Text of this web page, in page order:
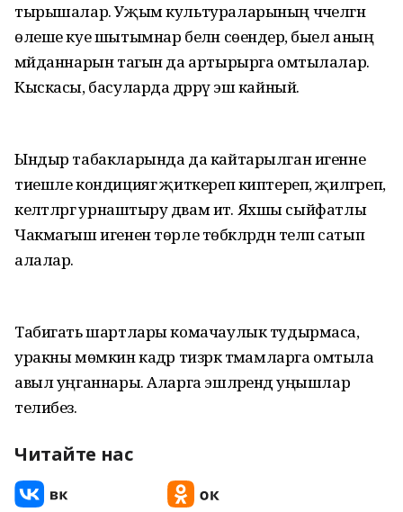
тырышалар. Уҗым культураларының чәчелгән
өлеше куе шытымнар белән сөендерә, быел аның
мәйданнарын тагын да артырырга омтылалар.
Кыскасы, басуларда дәррәү эш кайный.
Ындыр табакларында да кайтарылган игенне
тиешле кондициягә җиткереп киптереп, җилгәреп,
келәтләргә урнаштыру дәвам итә. Яхшы сыйфатлы
Чакмагыш игенен төрле төбәкләрдән теләп сатып
алалар.
Табигать шартлары комачаулык тудырмаса,
уракны мөмкин кадәр тизрәк тәмамларга омтыла
авыл уңганнары. Аларга эшләрендә уңышлар
телибез.
Читайте нас